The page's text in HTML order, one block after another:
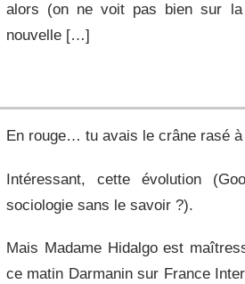
alors (on ne voit pas bien sur
nouvelle […]
En rouge… tu avais le crâne rasé à
Intéressant, cette évolution
sociologie sans le savoir ?).
Mais Madame Hidalgo est
ce matin Darmanin sur France